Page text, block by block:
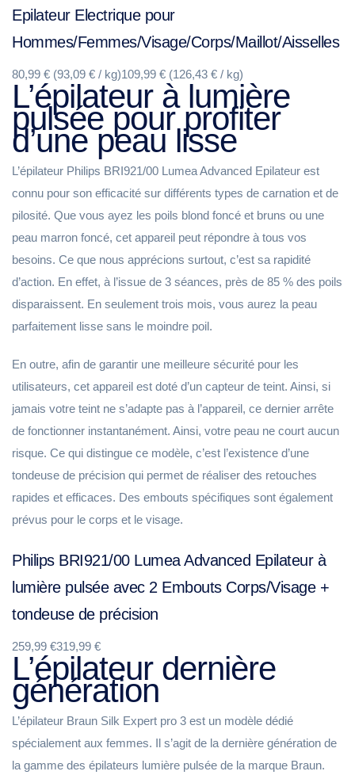
Epilateur Electrique pour
Hommes/Femmes/Visage/Corps/Maillot/Aisselles
80,99 € (93,09 € / kg)109,99 € (126,43 € / kg)
L’épilateur à lumière
pulsée pour profiter
d’une peau lisse
L’épilateur Philips BRI921/00 Lumea Advanced Epilateur est
connu pour son efficacité sur différents types de carnation et de
pilosité. Que vous ayez les poils blond foncé et bruns ou une
peau marron foncé, cet appareil peut répondre à tous vos
besoins. Ce que nous apprécions surtout, c’est sa rapidité
d’action. En effet, à l’issue de 3 séances, près de 85 % des poils
disparaissent. En seulement trois mois, vous aurez la peau
parfaitement lisse sans le moindre poil.
En outre, afin de garantir une meilleure sécurité pour les
utilisateurs, cet appareil est doté d’un capteur de teint. Ainsi, si
jamais votre teint ne s’adapte pas à l’appareil, ce dernier arrête
de fonctionner instantanément. Ainsi, votre peau ne court aucun
risque. Ce qui distingue ce modèle, c’est l’existence d’une
tondeuse de précision qui permet de réaliser des retouches
rapides et efficaces. Des embouts spécifiques sont également
prévus pour le corps et le visage.
Philips BRI921/00 Lumea Advanced Epilateur à
lumière pulsée avec 2 Embouts Corps/Visage +
tondeuse de précision
259,99 €319,99 €
L’épilateur dernière
génération
L’épilateur Braun Silk Expert pro 3 est un modèle dédié
spécialement aux femmes. Il s’agit de la dernière génération de
la gamme des épilateurs lumière pulsée de la marque Braun.